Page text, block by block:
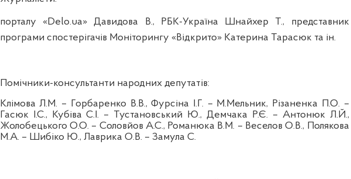
порталу «Delo.ua»Давидова В., РБК-Україна Шнайхер Т., представник
програми спостерігачів Моніторингу «Відкрито» Катерина Тарасюк та ін.
Помічники-консультанти народних депутатів:
Клімова Л.М. – Горбаренко В.В.,Фурсіна І.Г. – М.Мельник, Різаненка П.О. –
Гасюк І.С., Кубіва С.І. – Тустановський Ю., Демчака Р.Є. – Антонюк Л.Й.,
Жолобецького О.О. – Соловйов А.С., Романюка В.М. – Веселов О.В., Полякова
М.А. – Шибіко Ю., Лаврика О.В. – Замула С.